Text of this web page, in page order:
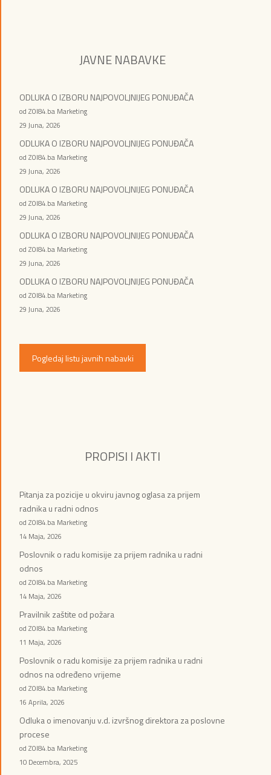
JAVNE NABAVKE
ODLUKA O IZBORU NAJPOVOLJNIJEG PONUĐAČA
od ZOI84.ba Marketing
29 Juna, 2026
ODLUKA O IZBORU NAJPOVOLJNIJEG PONUĐAČA
od ZOI84.ba Marketing
29 Juna, 2026
ODLUKA O IZBORU NAJPOVOLJNIJEG PONUĐAČA
od ZOI84.ba Marketing
29 Juna, 2026
ODLUKA O IZBORU NAJPOVOLJNIJEG PONUĐAČA
od ZOI84.ba Marketing
29 Juna, 2026
ODLUKA O IZBORU NAJPOVOLJNIJEG PONUĐAČA
od ZOI84.ba Marketing
29 Juna, 2026
Pogledaj listu javnih nabavki
PROPISI I AKTI
Pitanja za pozicije u okviru javnog oglasa za prijem
radnika u radni odnos
od ZOI84.ba Marketing
14 Maja, 2026
Poslovnik o radu komisije za prijem radnika u radni
odnos
od ZOI84.ba Marketing
14 Maja, 2026
Pravilnik zaštite od požara
od ZOI84.ba Marketing
11 Maja, 2026
Poslovnik o radu komisije za prijem radnika u radni
odnos na određeno vrijeme
od ZOI84.ba Marketing
16 Aprila, 2026
Odluka o imenovanju v.d. izvršnog direktora za poslovne
procese
od ZOI84.ba Marketing
10 Decembra, 2025